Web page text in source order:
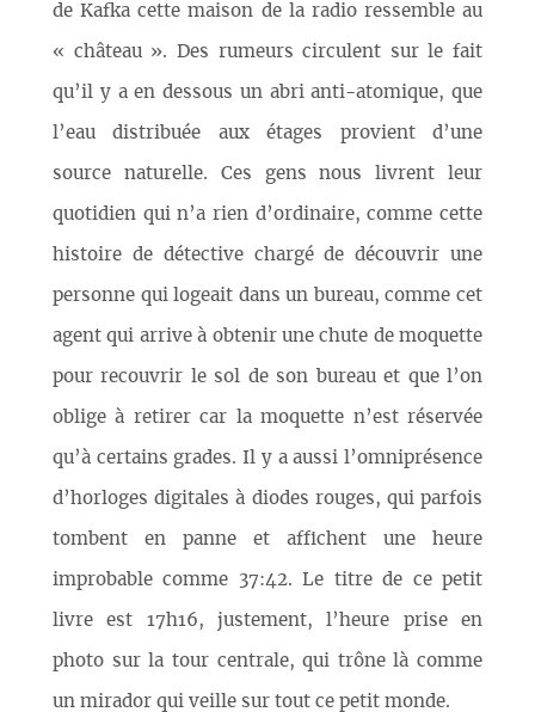
de Kafka cette maison de la radio ressemble au
« château ». Des rumeurs circulent sur le fait
qu’il y a en dessous un abri anti-atomique, que
l’eau distribuée aux étages provient d’une
source naturelle. Ces gens nous livrent leur
quotidien qui n’a rien d’ordinaire, comme cette
histoire de détective chargé de découvrir une
personne qui logeait dans un bureau, comme cet
agent qui arrive à obtenir une chute de moquette
pour recouvrir le sol de son bureau et que l’on
oblige à retirer car la moquette n’est réservée
qu’à certains grades. Il y a aussi l’omniprésence
d’horloges digitales à diodes rouges, qui parfois
tombent en panne et affichent une heure
improbable comme 37:42. Le titre de ce petit
livre est 17h16, justement, l’heure prise en
photo sur la tour centrale, qui trône là comme
un mirador qui veille sur tout ce petit monde.